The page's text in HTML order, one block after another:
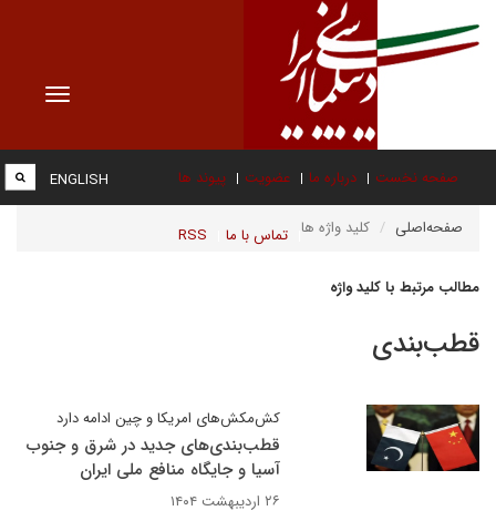
Toggle
صفحه نخست درباره ما عضویت پیوند ها
تماس با ما RSS
ENGLISH
صفحه‌اصلی کلید واژه ها
مطالب مرتبط با کلید واژه
قطب‌بندی
کش‌مکش‌های امریکا و چین ادامه دارد
قطب‌بندی‌های جدید در شرق و جنوب
آسیا و جایگاه منافع ملی ایران
۲۶ اردیبهشت ۱۴۰۴